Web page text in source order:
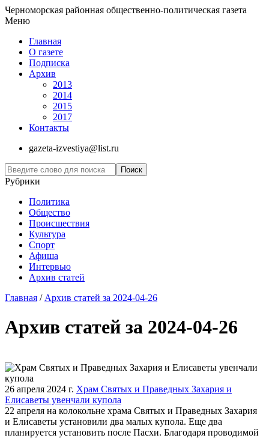
Черноморская районная общественно-политическая газета
Меню
Главная
О газете
Подписка
Архив
2013
2014
2015
2017
Контакты
gazeta-izvestiya@list.ru
Рубрики
Политика
Общество
Проиcшествия
Культура
Спорт
Афиша
Интервью
Архив статей
Главная / Архив статей за 2024-04-26
Архив статей за 2024-04-26
26 апреля 2024 г. Храм Святых и Праведных Захария и
Елисаветы увенчали купола
22 апреля на колокольне храма Святых и Праведных Захария
и Елисаветы установили два малых купола. Еще два
планируется установить после Пасхи. Благодаря проводимой